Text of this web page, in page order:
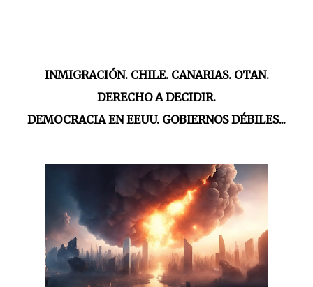
INMIGRACIÓN. CHILE. CANARIAS. OTAN.
DERECHO A DECIDIR.
DEMOCRACIA EN EEUU. GOBIERNOS DÉBILES...